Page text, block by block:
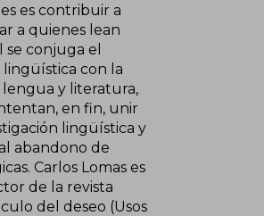
es contribuir a
a quienes lean
conjuga el
lingüística con la
y literatura,
en fin, unir
lingüística y
abandono de
Carlos Lomas es
de la revista
del deseo (Usos